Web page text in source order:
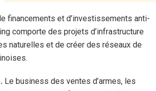
financements et d’investissements anti-
comporte des projets d’infrastructure
naturelles et de créer des réseaux de
Le business des ventes d’armes, les